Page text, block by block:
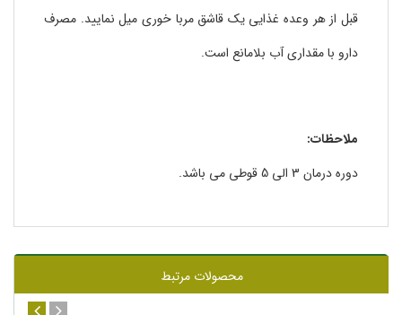
قبل از هر وعده غذایی یک قاشق مربا خوری میل نمایید. مصرف
دارو با مقداری آب بلامانع است.
ملاحظات:
دوره درمان 3 الی 5 قوطی می باشد.
محصولات مرتبط